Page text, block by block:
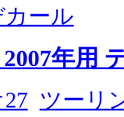
ール
2007年用
ツーリ